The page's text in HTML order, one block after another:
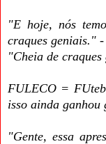
"E hoje, nós
craques geniais."
"Cheia de
FULECO =
isso ainda ganhou
"Gente, essa